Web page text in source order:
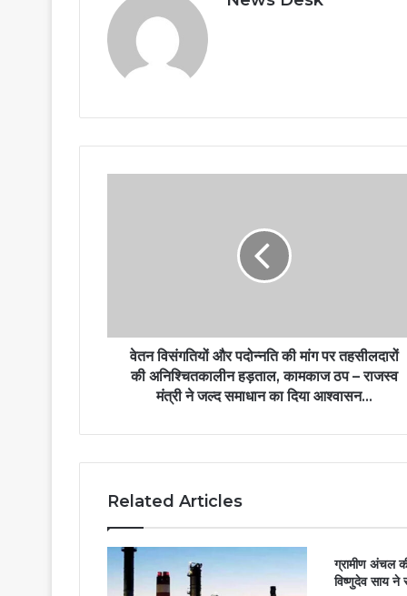
वेतन विसंगतियों और पदोन्नति की मांग पर तहसीलदारों
की अनिश्चितकालीन हड़ताल, कामकाज ठप – राजस्व
मंत्री ने जल्द समाधान का दिया आश्वासन…
Related Articles
ग्रामीण अंचल
विष्णुदेव साय ने